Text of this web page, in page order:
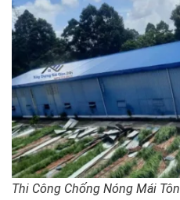
Thi Công Chống Nóng Mái Tôn